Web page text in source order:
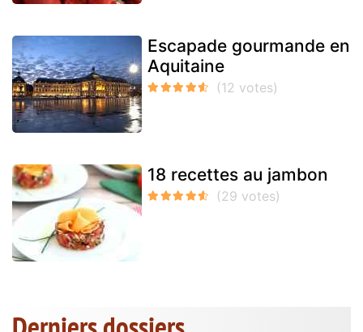
Escapade gourmande en
Aquitaine
18 recettes au jambon